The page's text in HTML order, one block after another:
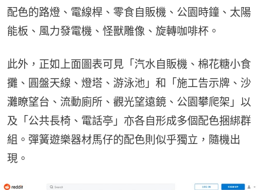
配色的路燈、電線桿、零食自販機、公園時鐘、太陽
能板、風力發電機、怪獸雕像、旋轉咖啡杯。
此外，正如上面圖表可見「汽水自販機、棉花糖小食
攤、圓盤天線、燈塔、游泳池」和「施工告示牌、沙
灘瞭望台、流動廁所、觀光望遠鏡、公園攀爬架」以
及「公共長椅、電話亭」亦各自形成多個配色捆綁群
組。彈簧遊樂器材馬仔的配色則似乎獨立，隨機出
現。